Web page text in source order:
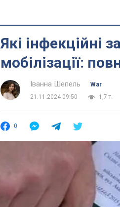
Які інфекційні
мобілізації:
Іванна Шепель
War
21.11.2024 09:50
1,7 т.
0